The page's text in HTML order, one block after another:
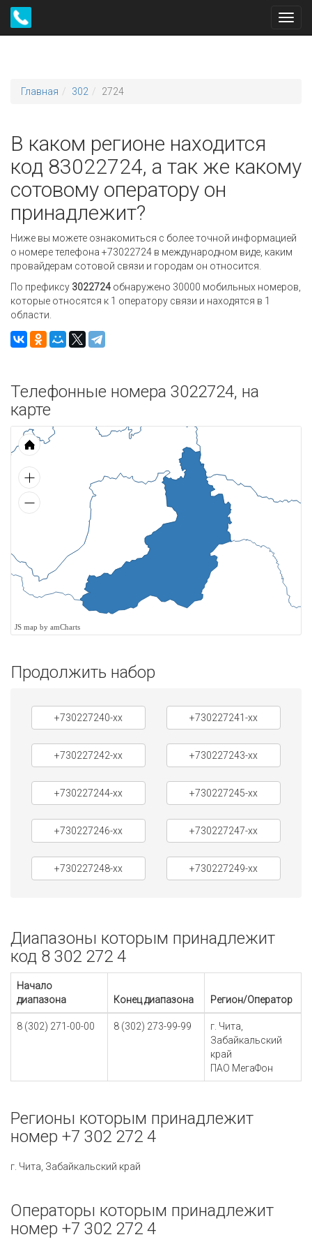
Главная 302 2724
В каком регионе находится
код 83022724, а так же какому
сотовому оператору он
принадлежит?
Ниже вы можете ознакомиться с более точной информацией
о номере телефона +73022724 в международном виде, каким
провайдерам сотовой связи и городам он относится.
По префиксу 3022724 обнаружено 30000 мобильных номеров,
которые относятся к 1 оператору связи и находятся в 1
области.
Телефонные номера 3022724, на
карте
JS map by amCharts
Продолжить набор
+730227240-xx +730227241-xx
+730227242-xx +730227243-xx
+730227244-xx +730227245-xx
+730227246-xx +730227247-xx
+730227248-xx +730227249-xx
Диапазоны которым принадлежит
код 8 302 272 4
Начало
диапазона
Конец диапазона Регион/Оператор
8 (302) 271-00-00 8 (302) 273-99-99
г. Чита,
Забайкальский
край
ПАО МегаФон
Регионы которым принадлежит
номер +7 302 272 4
г. Чита, Забайкальский край
Операторы которым принадлежит
номер +7 302 272 4